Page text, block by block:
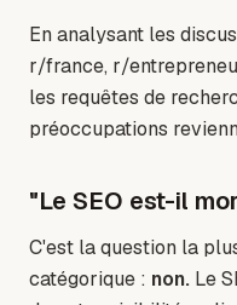
En analysant les
r/france, r/
les requêtes de
préoccupations
"Le SEO est-il
C'est la question la
catégorique : non. Le